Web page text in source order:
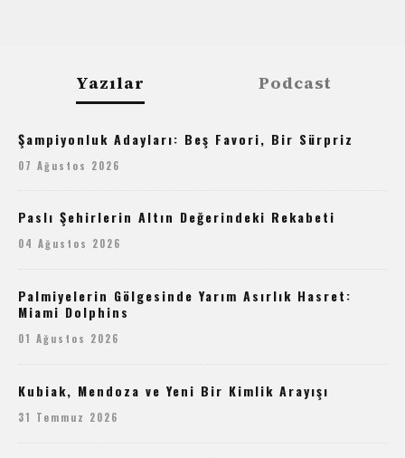
Yazılar Podcast
Şampiyonluk Adayları: Beş Favori, Bir Sürpriz
07 Ağustos 2026
Paslı Şehirlerin Altın Değerindeki Rekabeti
04 Ağustos 2026
Palmiyelerin Gölgesinde Yarım Asırlık Hasret:
Miami Dolphins
01 Ağustos 2026
Kubiak, Mendoza ve Yeni Bir Kimlik Arayışı
31 Temmuz 2026